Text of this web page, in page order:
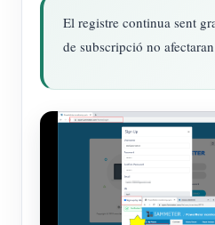
El registre continua sent
de subscripció no